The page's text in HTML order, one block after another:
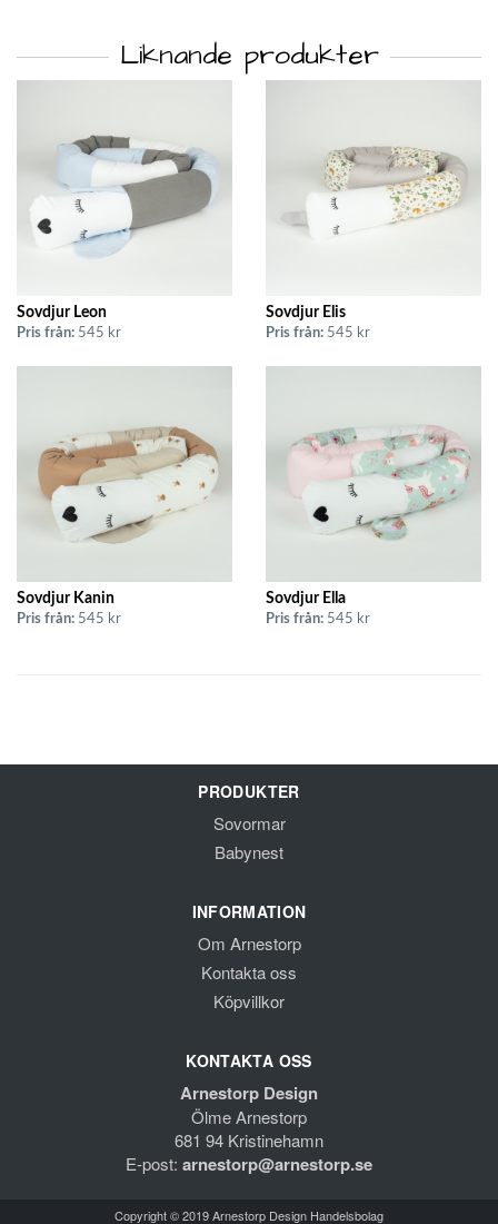
Liknande produkter
Sovdjur Leon
Pris från: 545 kr
Sovdjur Elis
Pris från: 545 kr
Sovdjur Kanin
Pris från: 545 kr
Sovdjur Ella
Pris från: 545 kr
PRODUKTER
Sovormar
Babynest
INFORMATION
Om Arnestorp
Kontakta oss
Köpvillkor
KONTAKTA OSS
Arnestorp Design
Ölme Arnestorp
681 94 Kristinehamn
E-post: arnestorp@arnestorp.se
Copyright © 2019 Arnestorp Design Handelsbolag